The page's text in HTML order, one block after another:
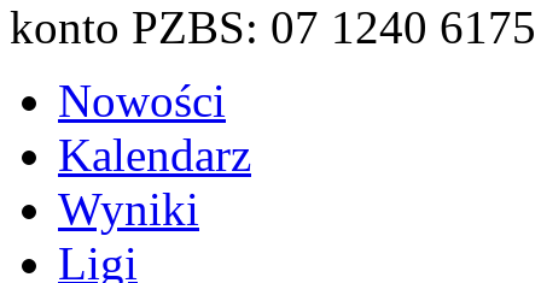
konto PZBS: 07 1240
Nowości
Kalendarz
Wyniki
Ligi